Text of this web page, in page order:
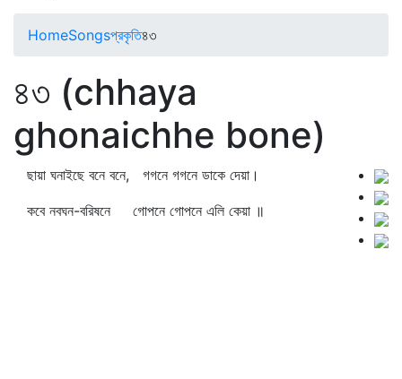
HomeSongsপ্রকৃতি৪৩
৪৩ (chhaya
ghonaichhe bone)
ছায়া ঘনাইছে বনে বনে, গগনে গগনে ডাকে দেয়া।
কবে নবঘন-বরিষনে গোপনে গোপনে এলি কেয়া ॥